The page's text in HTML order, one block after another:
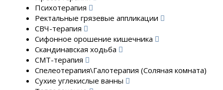
Психотерапия
Ректальные грязевые аппликации
СВЧ-терапия
Сифонное орошение кишечника
Скандинавская ходьба
СМТ-терапия
Спелеотерапия\Галотерапия (Соляная комната)
Сухие углекислые ванны